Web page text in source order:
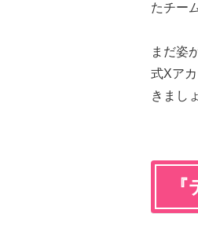
たチー
まだ姿
式Xア
きまし